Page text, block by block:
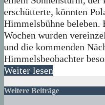
erschütterte, könnten
Himmelsbühne beleben.
Wochen wurden
und die kommenden
Himmelsbeobachter
Weiter lesen
Weitere Beiträge